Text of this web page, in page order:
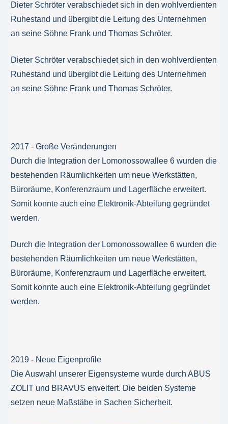
Dieter Schröter verabschiedet sich in den wohlverdienten
Ruhestand und übergibt die Leitung des Unternehmen
an seine Söhne Frank und Thomas Schröter.
Dieter Schröter verabschiedet sich in den wohlverdienten
Ruhestand und übergibt die Leitung des Unternehmen
an seine Söhne Frank und Thomas Schröter.
2017 - Große Veränderungen
Durch die Integration der Lomonossowallee 6 wurden die
bestehenden Räumlichkeiten um neue Werkstätten,
Büroräume, Konferenzraum und Lagerfläche erweitert.
Somit konnte auch eine Elektronik-Abteilung gegründet
werden.
Durch die Integration der Lomonossowallee 6 wurden die
bestehenden Räumlichkeiten um neue Werkstätten,
Büroräume, Konferenzraum und Lagerfläche erweitert.
Somit konnte auch eine Elektronik-Abteilung gegründet
werden.
2019 - Neue Eigenprofile
Die Auswahl unserer Eigensysteme wurde durch ABUS
ZOLIT und BRAVUS erweitert. Die beiden Systeme
setzen neue Maßstäbe in Sachen Sicherheit.